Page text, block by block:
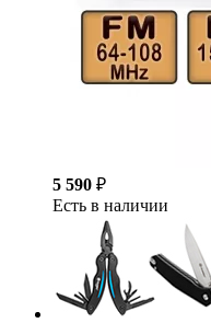
5 590 ₽
Есть в наличии